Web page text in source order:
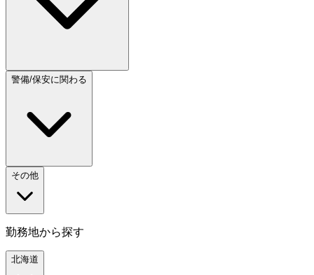
警備/保安に関わる
その他
勤務地から探す
北海道